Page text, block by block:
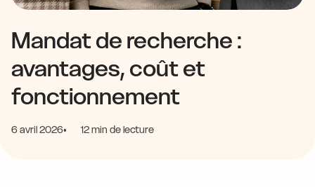
Mandat de recherche :
avantages, coût et
fonctionnement
6 avril 2026 12 min de lecture